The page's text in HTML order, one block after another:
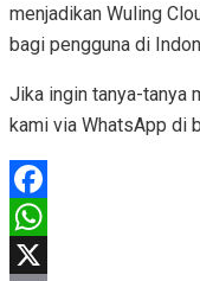
menjadikan Wuling
bagi pengguna di
Jika ingin tanya-tanya
kami via WhatsApp di
Facebook
WhatsApp